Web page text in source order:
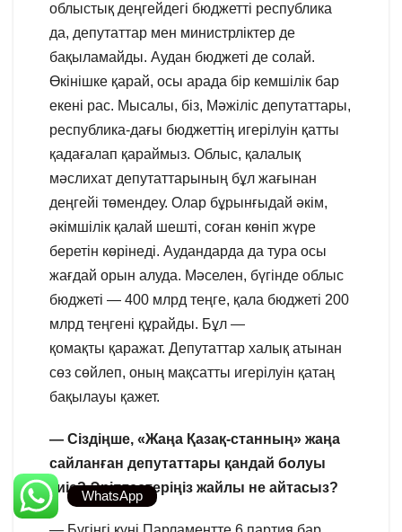
облыстық деңгейдегі бюджетті республика
да, депутаттар мен министрліктер де
бақыламайды. Аудан бюджеті де солай.
Өкінішке қарай, осы арада бір кемшілік бар
екені рас. Мысалы, біз, Мәжіліс депутаттары,
республика-дағы бюджеттің игерілуін қатты
қадағалап қараймыз. Облыс, қалалық
мәслихат депутаттарының бұл жағынан
деңгейі төмендеу. Олар бұрынғыдай әкім,
әкімшілік қалай шешті, соған көніп жүре
беретін көрінеді. Аудандарда да тура осы
жағдай орын алуда. Мәселен, бүгінде облыс
бюджеті — 400 млрд теңге, қала бюджеті 200
млрд теңгені құрайды. Бұл —
қомақты қаражат. Депутаттар халық атынан
сөз сөйлеп, оның мақсатты игерілуін қатаң
бақылауы қажет.
— Сіздіңше, «Жаңа Қазақ-станның» жаңа
сайланған депутаттары қандай болуы
тиіс? Әріптестеріңіз жайлы не айтасыз?
WhatsApp